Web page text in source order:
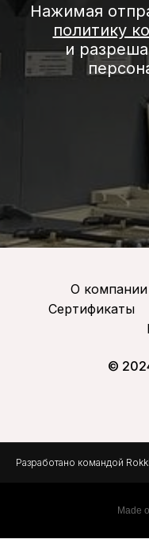
Нажимая
политику
и
О компании
Сертификаты
©
Разработано командой
Made